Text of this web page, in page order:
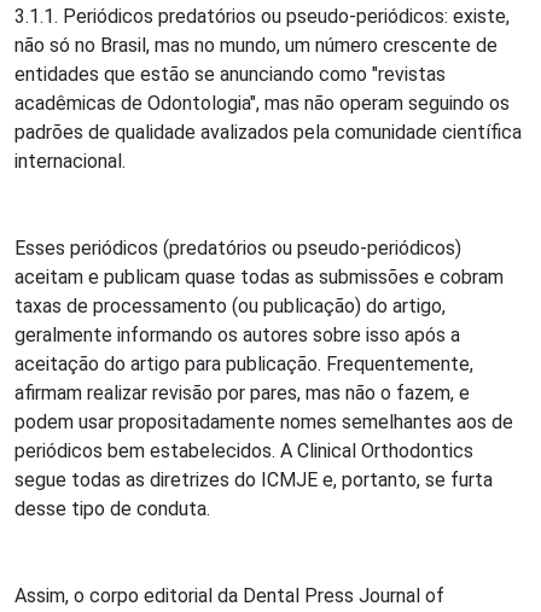
3.1.1. Periódicos predatórios ou pseudo-periódicos: existe,
não só no Brasil, mas no mundo, um número crescente de
entidades que estão se anunciando como "revistas
acadêmicas de Odontologia", mas não operam seguindo os
padrões de qualidade avalizados pela comunidade científica
internacional.
Esses periódicos (predatórios ou pseudo-periódicos)
aceitam e publicam quase todas as submissões e cobram
taxas de processamento (ou publicação) do artigo,
geralmente informando os autores sobre isso após a
aceitação do artigo para publicação. Frequentemente,
afirmam realizar revisão por pares, mas não o fazem, e
podem usar propositadamente nomes semelhantes aos de
periódicos bem estabelecidos. A Clinical Orthodontics
segue todas as diretrizes do ICMJE e, portanto, se furta
desse tipo de conduta.
Assim, o corpo editorial da Dental Press Journal of